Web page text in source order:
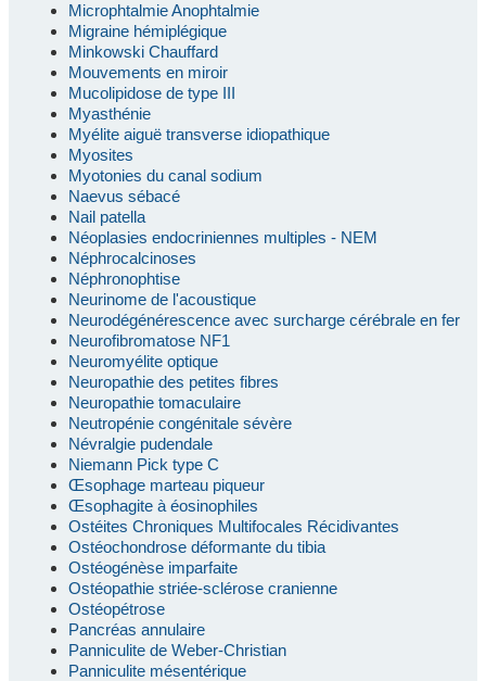
Microphtalmie Anophtalmie
Migraine hémiplégique
Minkowski Chauffard
Mouvements en miroir
Mucolipidose de type III
Myasthénie
Myélite aiguë transverse idiopathique
Myosites
Myotonies du canal sodium
Naevus sébacé
Nail patella
Néoplasies endocriniennes multiples - NEM
Néphrocalcinoses
Néphronophtise
Neurinome de l'acoustique
Neurodégénérescence avec surcharge cérébrale en fer
Neurofibromatose NF1
Neuromyélite optique
Neuropathie des petites fibres
Neuropathie tomaculaire
Neutropénie congénitale sévère
Névralgie pudendale
Niemann Pick type C
Œsophage marteau piqueur
Œsophagite à éosinophiles
Ostéites Chroniques Multifocales Récidivantes
Ostéochondrose déformante du tibia
Ostéogénèse imparfaite
Ostéopathie striée-sclérose cranienne
Ostéopétrose
Pancréas annulaire
Panniculite de Weber-Christian
Panniculite mésentérique